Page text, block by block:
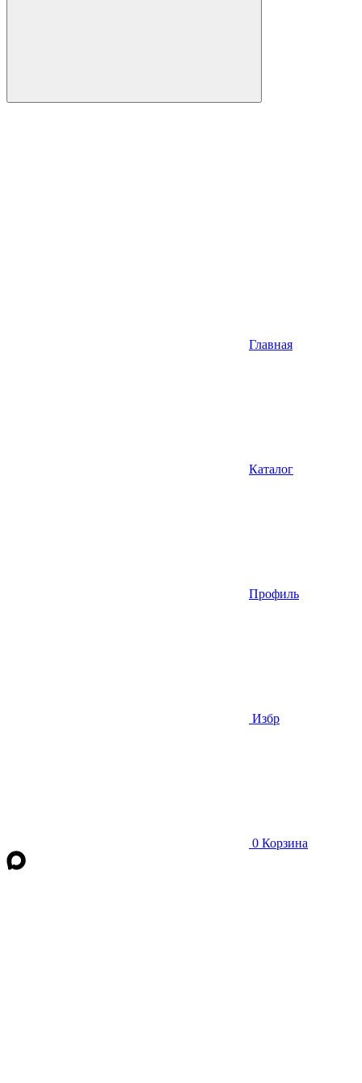
Главная
Каталог
Профиль
Избр
0 Корзина